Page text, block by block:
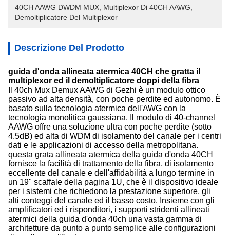
40CH AAWG DWDM MUX Multiplexor Di 40CH AAWG
Demoltiplicatore Del Multiplexor
Descrizione Del Prodotto
guida d'onda allineata atermica 40CH che gratta il
multiplexor ed il demoltiplicatore doppi della fibra
Il 40ch Mux Demux AAWG di Gezhi è un modulo ottico
passivo ad alta densità, con poche perdite ed autonomo. È
basato sulla tecnologia atermica dell'AWG con la
tecnologia monolitica gaussiana. Il modulo di 40-channel
AAWG offre una soluzione ultra con poche perdite (sotto
4.5dB) ed alta di WDM di isolamento del canale per i centri
dati e le applicazioni di accesso della metropolitana.
questa grata allineata atermica della guida d'onda 40CH
fornisce la facilità di trattamento della fibra, di isolamento
eccellente del canale e dell'affidabilità a lungo termine in
un 19" scaffale della pagina 1U, che è il dispositivo ideale
per i sistemi che richiedono la prestazione superiore, gli
alti conteggi del canale ed il basso costo. Insieme con gli
amplificatori ed i risponditori, i supporti stridenti allineati
atermici della guida d'onda 40ch una vasta gamma di
architetture da punto a punto semplice alle configurazioni